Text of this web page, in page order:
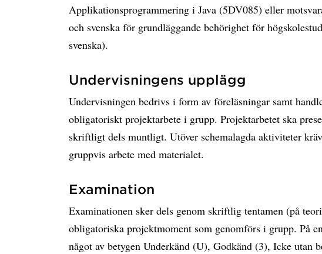
Applikationsprogrammering i Java (5DV085) eller
och svenska för grundläggande behörighet för
svenska).
Undervisningens upplägg
Undervisningen bedrivs i form av föreläsningar samt
obligatoriskt projektarbete i grupp. Projektarbetet ska
skriftligt dels muntligt. Utöver schemalagda aktiviteter
gruppvis arbete med materialet.
Examination
Examinationen sker dels genom skriftlig tentamen (på
obligatoriska projektmoment som genomförs i grupp. På
något av betygen Underkänd (U), Godkänd (3), Icke utan